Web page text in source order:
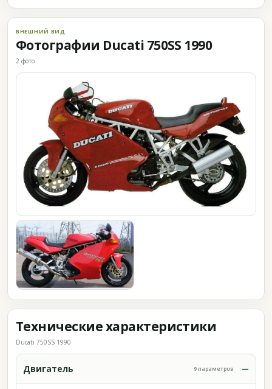
ВНЕШНИЙ ВИД
Фотографии Ducati 750SS 1990
2 фото
Технические характеристики
Ducati 750SS 1990
Двигатель 9 параметров